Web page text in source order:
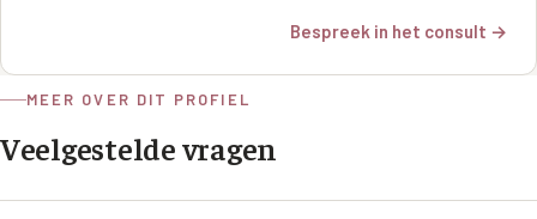
Bespreek in het consult →
MEER OVER DIT PROFIEL
Veelgestelde vragen